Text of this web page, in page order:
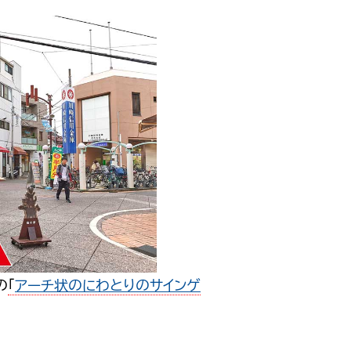
「アーチ状のにわとりのサインゲ